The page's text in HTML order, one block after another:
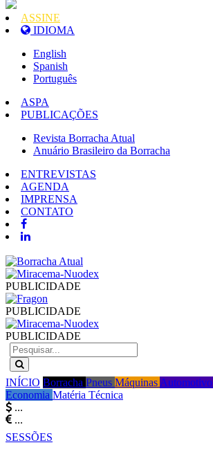
ASSINE
IDIOMA
English
Spanish
Português
ASPA
PUBLICAÇÕES
Revista Borracha Atual
Anuário Brasileiro da Borracha
ENTREVISTAS
AGENDA
IMPRENSA
CONTATO
PUBLICIDADE
PUBLICIDADE
PUBLICIDADE
INÍCIO Borracha Pneus Máquinas Automotivo
Economia Matéria Técnica
...
...
SESSÕES